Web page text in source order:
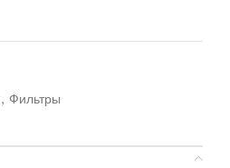
, Фильтры